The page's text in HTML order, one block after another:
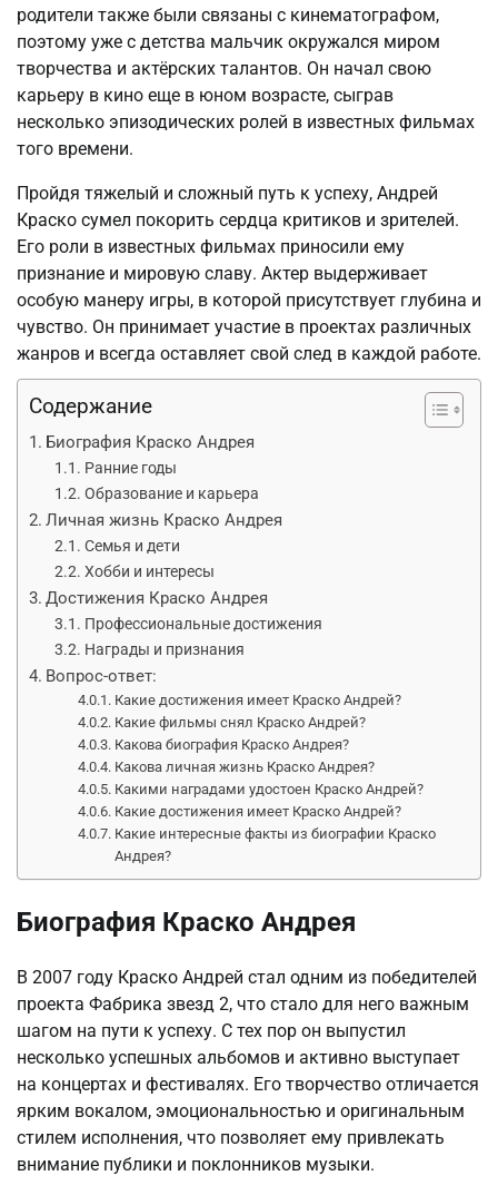
родители также были связаны с кинематографом,
поэтому уже с детства мальчик окружался миром
творчества и актёрских талантов. Он начал свою
карьеру в кино еще в юном возрасте, сыграв
несколько эпизодических ролей в известных фильмах
того времени.
Пройдя тяжелый и сложный путь к успеху, Андрей
Краско сумел покорить сердца критиков и зрителей.
Его роли в известных фильмах приносили ему
признание и мировую славу. Актер выдерживает
особую манеру игры, в которой присутствует глубина и
чувство. Он принимает участие в проектах различных
жанров и всегда оставляет свой след в каждой работе.
Содержание
Биография Краско Андрея
Ранние годы
Образование и карьера
Личная жизнь Краско Андрея
Семья и дети
Хобби и интересы
Достижения Краско Андрея
Профессиональные достижения
Награды и признания
Вопрос-ответ:
Какие достижения имеет Краско Андрей?
Какие фильмы снял Краско Андрей?
Какова биография Краско Андрея?
Какова личная жизнь Краско Андрея?
Какими наградами удостоен Краско Андрей?
Какие достижения имеет Краско Андрей?
Какие интересные факты из биографии Краско
Андрея?
Биография Краско Андрея
В 2007 году Краско Андрей стал одним из победителей
проекта Фабрика звезд 2, что стало для него важным
шагом на пути к успеху. С тех пор он выпустил
несколько успешных альбомов и активно выступает
на концертах и фестивалях. Его творчество отличается
ярким вокалом, эмоциональностью и оригинальным
стилем исполнения, что позволяет ему привлекать
внимание публики и поклонников музыки.